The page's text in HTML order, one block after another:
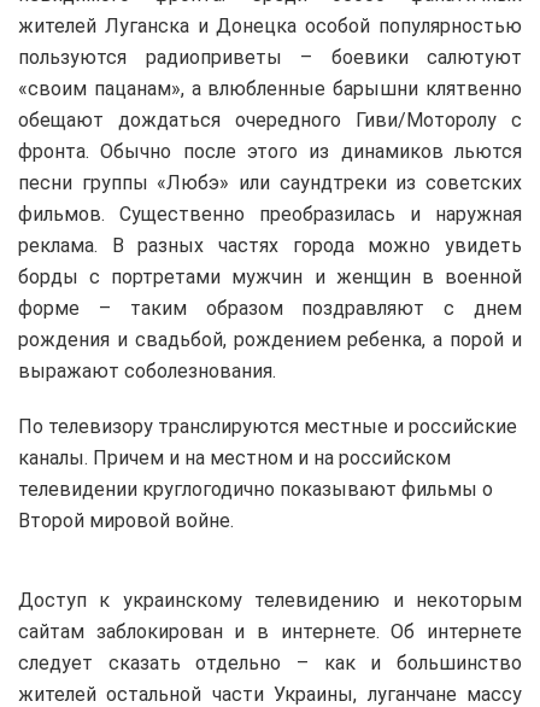
жителей Луганска и Донецка особой популярностью
пользуются радиоприветы – боевики салютуют
«своим пацанам», а влюбленные барышни клятвенно
обещают дождаться очередного Гиви/Моторолу с
фронта. Обычно после этого из динамиков льются
песни группы «Любэ» или саундтреки из советских
фильмов. Существенно преобразилась и наружная
реклама. В разных частях города можно увидеть
борды с портретами мужчин и женщин в военной
форме – таким образом поздравляют с днем
рождения и свадьбой, рождением ребенка, а порой и
выражают соболезнования.
По телевизору транслируются местные и российские
каналы. Причем и на местном и на российском
телевидении круглогодично показывают фильмы о
Второй мировой войне.
Доступ к украинскому телевидению и некоторым
сайтам заблокирован и в интернете. Об интернете
следует сказать отдельно – как и большинство
жителей остальной части Украины, луганчане массу